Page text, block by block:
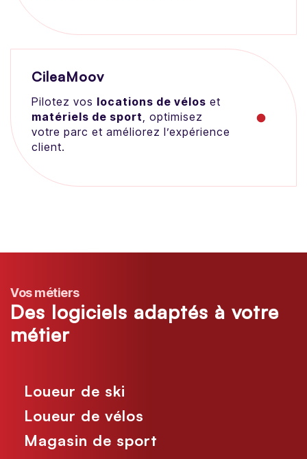
CileaMoov
Pilotez vos locations de vélos et
matériels de sport, optimisez
votre parc et améliorez l’expérience
client.
Vos métiers
Des logiciels adaptés à votre
métier
Loueur de ski
Loueur de vélos
Magasin de sport